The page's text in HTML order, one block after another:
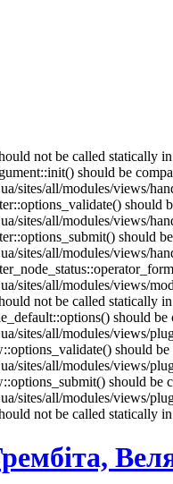
not be called statically
should be
sites/all/modules/views/
sites/all/modules/views/
should
sites/all/modules/views/
sites/all/modules/views/
not be called statically
should
sites/all/modules/views/
should
sites/all/modules/views/
should
sites/all/modules/views/
not be called statically